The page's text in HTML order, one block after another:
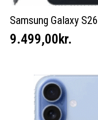
Samsung Galaxy
9.499,00kr.